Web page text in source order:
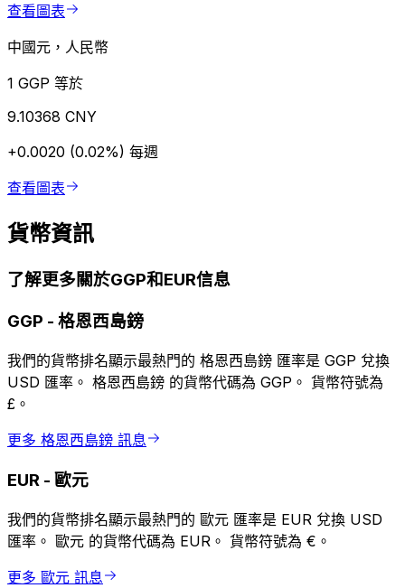
查看圖表
中國元，人民幣
1 GGP 等於
9.10368 CNY
+0.0020 (0.02%) 每週
查看圖表
貨幣資訊
了解更多關於GGP和EUR信息
GGP - 格恩西島鎊
我們的貨幣排名顯示最熱門的 格恩西島鎊 匯率是 GGP 兌換
USD 匯率。 格恩西島鎊 的貨幣代碼為 GGP。 貨幣符號為
£。
更多 格恩西島鎊 訊息
EUR - 歐元
我們的貨幣排名顯示最熱門的 歐元 匯率是 EUR 兌換 USD
匯率。 歐元 的貨幣代碼為 EUR。 貨幣符號為 €。
更多 歐元 訊息